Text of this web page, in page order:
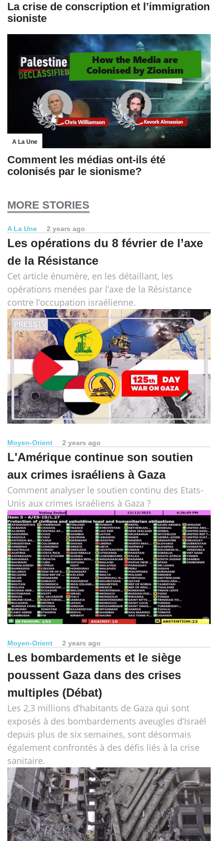
La crise de conscription et l’immigration
sioniste
A La Une
Comment les médias ont-ils été
colonisés par le sionisme?
MORE STORIES
A La Une 2 years ago
Les opérations du 8 février de l’axe
de la Résistance
Cet article énumère, en les détaillant, les
opérations menées par l’axe de la Résistance
contre l’occupation israélienne.
Moyen-Orient 2 years ago
L'Amérique continue son soutien
aux crimes israéliens à Gaza
Comment analyser le soutien continu des Etats-
Unis aux crimes israéliens à Gaza ?
Moyen-Orient 2 years ago
Les bombardements et le siège
poussent Gaza dans des crises
multiples (Débat)
Les 2,3 millions d’habitants de Gaza qui sont
exposés à des bombardements aveugles d’Israël
depuis plus de six semaines, sont désormais
également confrontés à des défis liés à la crise
sanitaire.